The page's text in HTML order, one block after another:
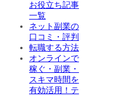
お役立ち記事
一覧
ネット副業の
口コミ・評判
転職する方法
オンラインで
稼ぐ・副業・
スキマ時間を
有効活用！テ